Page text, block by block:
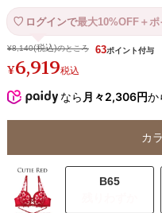
ログインで最大10%OFF＋
¥8,140 のところ
¥6,919税込
63
なら 月々2,306円か
カ
B65